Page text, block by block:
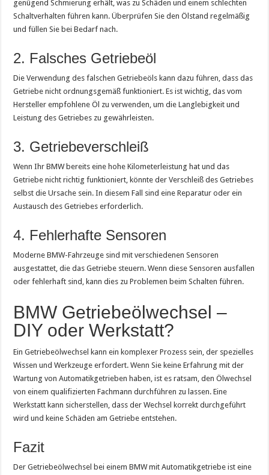
genügend Schmierung erhält, was zu Schäden und einem schlechten
Schaltverhalten führen kann. Überprüfen Sie den Ölstand regelmäßig
und füllen Sie bei Bedarf nach.
2. Falsches Getriebeöl
Die Verwendung des falschen Getriebeöls kann dazu führen, dass das
Getriebe nicht ordnungsgemäß funktioniert. Es ist wichtig, das vom
Hersteller empfohlene Öl zu verwenden, um die Langlebigkeit und
Leistung des Getriebes zu gewährleisten.
3. Getriebeverschleiß
Wenn Ihr BMW bereits eine hohe Kilometerleistung hat und das
Getriebe nicht richtig funktioniert, könnte der Verschleiß des Getriebes
selbst die Ursache sein. In diesem Fall sind eine Reparatur oder ein
Austausch des Getriebes erforderlich.
4. Fehlerhafte Sensoren
Moderne BMW-Fahrzeuge sind mit verschiedenen Sensoren
ausgestattet, die das Getriebe steuern. Wenn diese Sensoren ausfallen
oder fehlerhaft sind, kann dies zu Problemen beim Schalten führen.
BMW Getriebeölwechsel –
DIY oder Werkstatt?
Ein Getriebeölwechsel kann ein komplexer Prozess sein, der spezielles
Wissen und Werkzeuge erfordert. Wenn Sie keine Erfahrung mit der
Wartung von Automatikgetrieben haben, ist es ratsam, den Ölwechsel
von einem qualifizierten Fachmann durchführen zu lassen. Eine
Werkstatt kann sicherstellen, dass der Wechsel korrekt durchgeführt
wird und keine Schäden am Getriebe entstehen.
Fazit
Der Getriebeölwechsel bei einem BMW mit Automatikgetriebe ist eine